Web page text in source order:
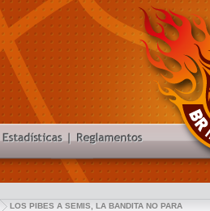
LOS PIBES A SEMIS, LA BANDITA NO PARA